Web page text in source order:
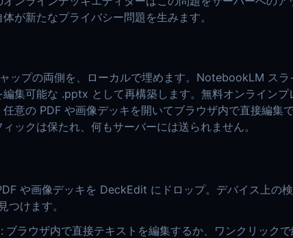
が新たなプライバシー問題を生みます。
ップの両側を、ローカルで埋めます。NotebookLM スラ
編集可能な .pptx として再構築します。無料オンラインプ
任意の PDF や画像デッキを開いてブラウザ内で直接編集
ックは保たれ、何もサーバーには送られません。
や画像デッキを DeckEdit にドロップ。デバイス上の
つけます。
: ブラウザ内で直接テキストを編集するか、ワンクリック